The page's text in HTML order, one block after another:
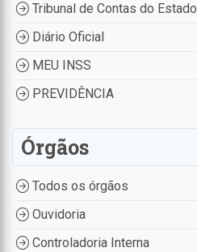
Tribunal de Contas do Estado
Diário Oficial
MEU INSS
PREVIDÊNCIA
Órgãos
Todos os órgãos
Ouvidoria
Controladoria Interna